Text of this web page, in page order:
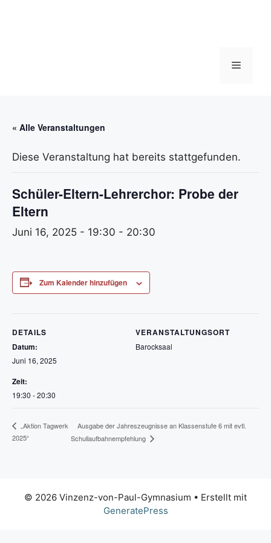
Menü
« Alle Veranstaltungen
Diese Veranstaltung hat bereits stattgefunden.
Schüler-Eltern-Lehrerchor: Probe der
Eltern
Juni 16, 2025 - 19:30 - 20:30
Zum Kalender hinzufügen
DETAILS
Datum:
Juni 16, 2025
Zeit:
19:30 - 20:30
VERANSTALTUNGSORT
Barocksaal
„Aktion Tagwerk
2025“
Ausgabe der Jahreszeugnisse an Klassenstufe 6 mit evtl.
Schullaufbahnempfehlung
© 2026 Vinzenz-von-Paul-Gymnasium • Erstellt mit
GeneratePress